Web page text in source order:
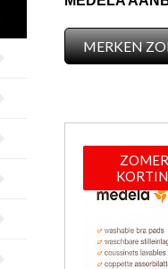
MERKEN